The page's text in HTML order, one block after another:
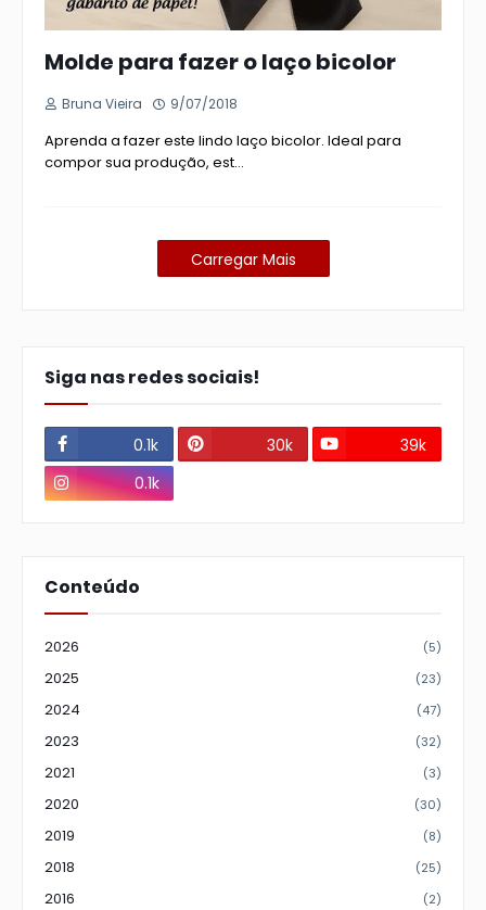
Molde para fazer o laço bicolor
Bruna Vieira 9/07/2018
Aprenda a fazer este lindo laço bicolor. Ideal para
compor sua produção, est…
Carregar Mais
Siga nas redes sociais!
0.1k 30k
39k
0.1k
Conteúdo
2026 (5)
2025 (23)
2024 (47)
2023 (32)
2021 (3)
2020 (30)
2019 (8)
2018 (25)
2016 (2)